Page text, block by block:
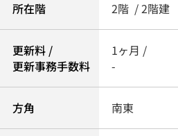
所在階 2階 / 2階建
更新料 /
更新事務手数料
1ヶ月 /
-
方角 南東